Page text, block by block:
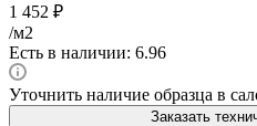
1 452 ₽
/м2
Есть в наличии: 6.96
Уточнить наличие образца в
Заказать